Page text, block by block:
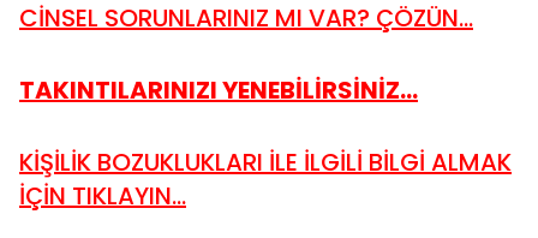
CİNSEL SORUNLARINIZ MI VAR? ÇÖZÜN...
TAKINTILARINIZI YENEBİLİRSİNİZ...
KİŞİLİK BOZUKLUKLARI İLE İLGİLİ BİLGİ ALMAK
İÇİN TIKLAYIN...